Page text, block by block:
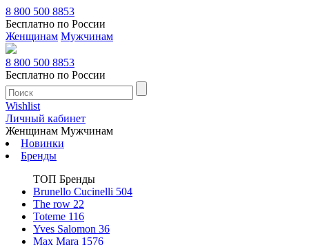
8 800 500 8853
Бесплатно по России
Женщинам Мужчинам
8 800 500 8853
Бесплатно по России
Wishlist
Личный кабинет
Женщинам Мужчинам
Новинки
Бренды
ТОП Бренды
Brunello Cucinelli 504
The row 22
Toteme 116
Yves Salomon 36
Max Mara 1576